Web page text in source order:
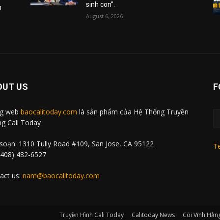
sinh con”.
August 6, 2026
US
web baocalitoday.com là sản phẩm của Hệ Thống Truyền
Cali Today
1310 Tully Road #109, San Jose, CA 95122
482-6527
us: nam@baocalitoday.com
Truyền Hình Cali Today Calitoday News Cõi Vĩnh